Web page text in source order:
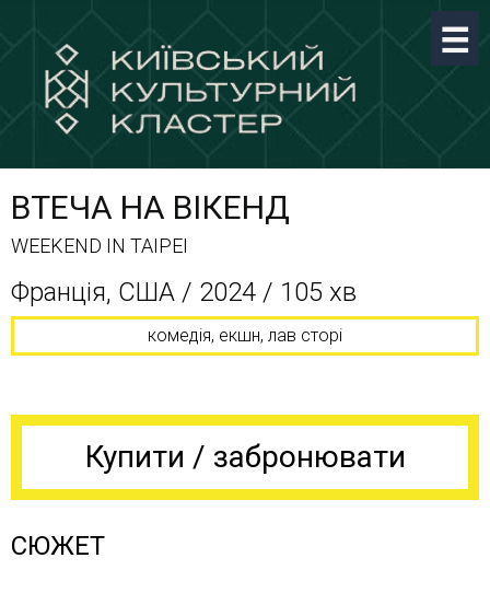
ВТЕЧА НА ВІКЕНД
WEEKEND IN TAIPEI
Франція, США / 2024 / 105 хв
комедія, екшн, лав сторі
Купити / забронювати
СЮЖЕТ